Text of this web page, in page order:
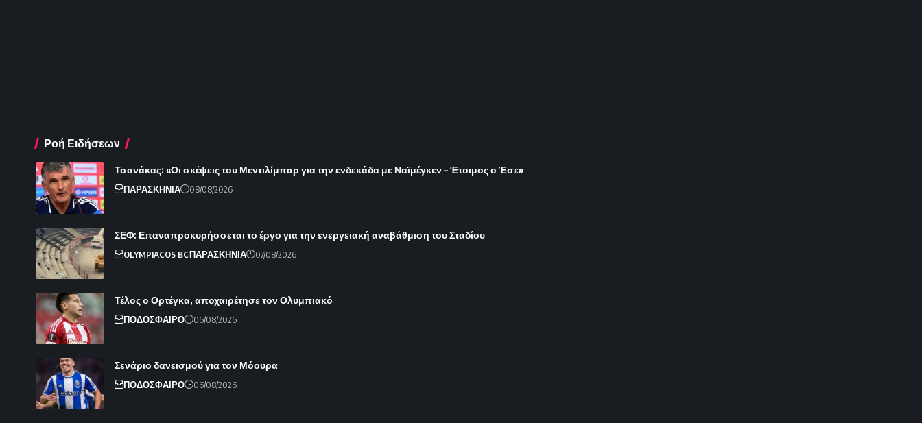
Ροή Ειδήσεων
Τσανάκας: «Οι σκέψεις του Μεντιλίμπαρ για την ενδεκάδα με Ναϊμέγκεν – Έτοιμος ο Έσε»
ΠΑΡΑΣΚΗΝΙΑ 08/08/2026
ΣΕΦ: Επαναπροκυρήσσεται το έργο για την ενεργειακή αναβάθμιση του Σταδίου
OLYMPIACOS BCΠΑΡΑΣΚΗΝΙΑ 07/08/2026
Τέλος ο Ορτέγκα, αποχαιρέτησε τον Ολυμπιακό
ΠΟΔΟΣΦΑΙΡΟ 06/08/2026
Σενάριο δανεισμού για τον Μόουρα
ΠΟΔΟΣΦΑΙΡΟ 06/08/2026